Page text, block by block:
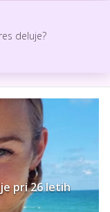
deluje?
pri 26 letih